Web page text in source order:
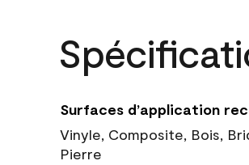
Surfaces d’application
Vinyle, Composite, Bois,
Pierre